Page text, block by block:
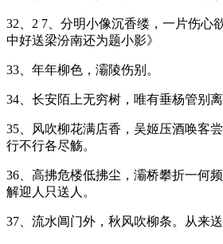
32、2 7、分明小像沉香缕，一片伤心
中好送梁汾南还为题小影》
33、年年柳色，灞陵伤别。
34、长安陌上无穷树，唯有垂杨管别离
35、风吹柳花满店香，吴姬压酒唤客
行不行各尽觞。
36、高拂危楼低拂尘，灞桥攀折一何
解迎人只送人。
37、流水阊门外，秋风吹柳条。从来